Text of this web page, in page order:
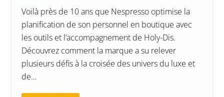
Voilà près de 10 ans que Nespresso optimise la
planification de son personnel en boutique avec
les outils et l’accompagnement de Holy-Dis.
Découvrez comment la marque a su relever
plusieurs défis à la croisée des univers du luxe et
de…